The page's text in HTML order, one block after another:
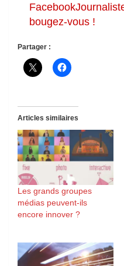
Facebook
bougez-vous !
Partager :
Articles similaires
Les grands groupes
médias peuvent-ils
encore innover ?